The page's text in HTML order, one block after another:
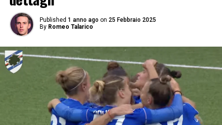
Published 1 anno ago on 25 Febbraio 2025
By Romeo Talarico